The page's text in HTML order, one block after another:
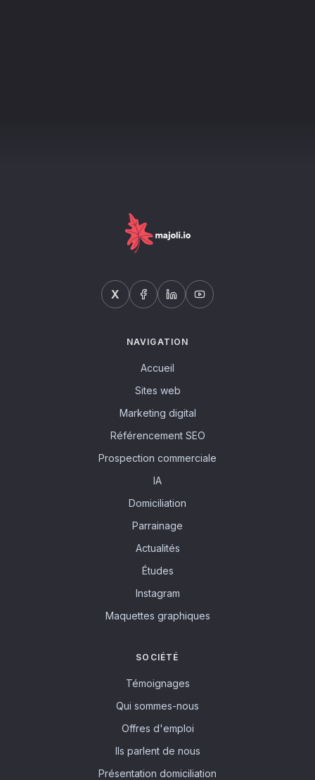
X
NAVIGATION
Accueil
Sites web
Marketing digital
Référencement SEO
Prospection commerciale
IA
Domiciliation
Parrainage
Actualités
Études
Instagram
Maquettes graphiques
SOCIÉTÉ
Témoignages
Qui sommes-nous
Offres d'emploi
Ils parlent de nous
Présentation domiciliation